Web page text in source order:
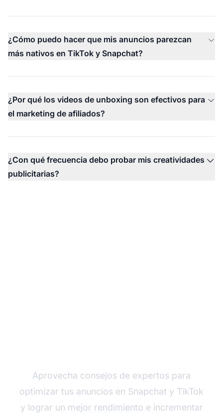
¿Cómo puedo hacer que mis anuncios parezcan
más nativos en TikTok y Snapchat?
¿Por qué los videos de unboxing son efectivos para
el marketing de afiliados?
¿Con qué frecuencia debo probar mis creatividades
publicitarias?
Aprovecha consejos de expertos para
optimizar tus anuncios en Snapchat y TikTok
y lograr un mejor rendimiento e incrementar